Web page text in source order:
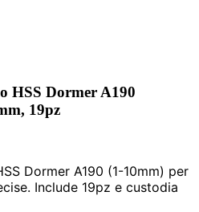
HSS Dormer A190
19pz
Dormer A190 (1-10mm) per
Include 19pz e custodia